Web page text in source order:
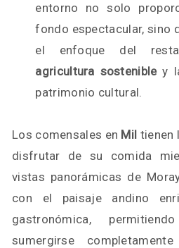
entorno no solo
fondo espectacular, sino
el enfoque del
agricultura sostenibley
patrimonio cultural.
Los comensales en Mil tienen
disfrutar de su comida
vistas panorámicas de
con el paisaje andino
gastronómica,
sumergirse